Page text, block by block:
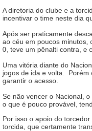
A diretoria do clube e a
incentivar o time neste dia
Após ser praticamente
ao céu em poucos minutos,
0, teve um pênalti contra, e
Uma vitória diante do
jogos de ida e volta. Porém
garantir o acesso.
Se não vencer o Nacional,
o que é pouco provável,
Por isso o apoio do
torcida, que certamente